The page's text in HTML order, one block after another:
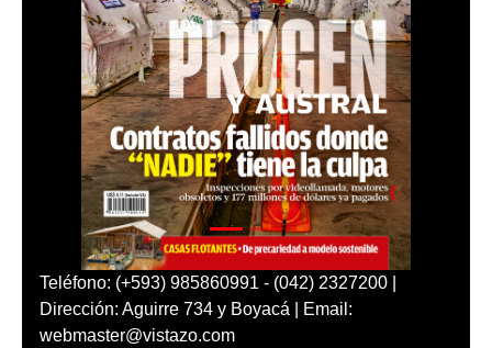
Teléfono: (+593) 985860991 - (042) 2327200 |
Dirección: Aguirre 734 y Boyacá | Email:
webmaster@vistazo.com